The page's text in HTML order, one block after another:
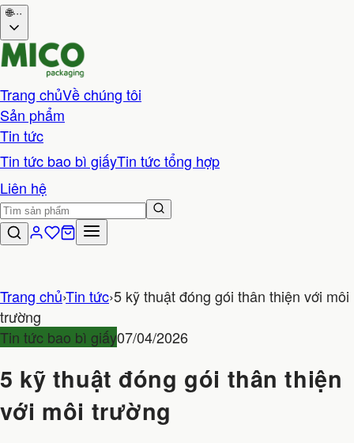
🌐···
Trang chủVề chúng tôi
Sản phẩm
Tin tức
Tin tức bao bì giấyTin tức tổng hợp
Liên hệ
Trang chủ›Tin tức›5 kỹ thuật đóng gói thân thiện với môi
trường
Tin tức bao bì giấy07/04/2026
5 kỹ thuật đóng gói thân thiện
với môi trường